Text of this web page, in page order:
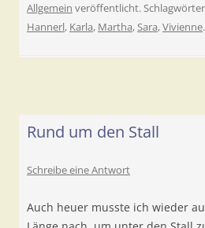
Allgemein veröffentlicht.
Hannerl, Karla, Martha,Sara,Vivienne.
Rund um den Stall
Schreibe eine Antwort
Auch heuer musste ich wieder